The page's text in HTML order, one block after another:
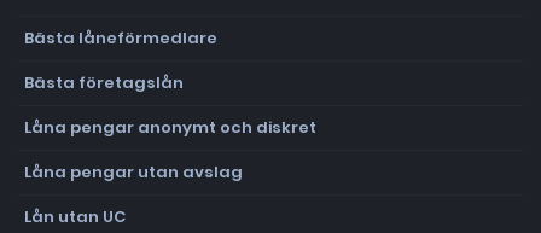
Bästa låneförmedlare
Bästa företagslån
Låna pengar anonymt och diskret
Låna pengar utan avslag
Lån utan UC